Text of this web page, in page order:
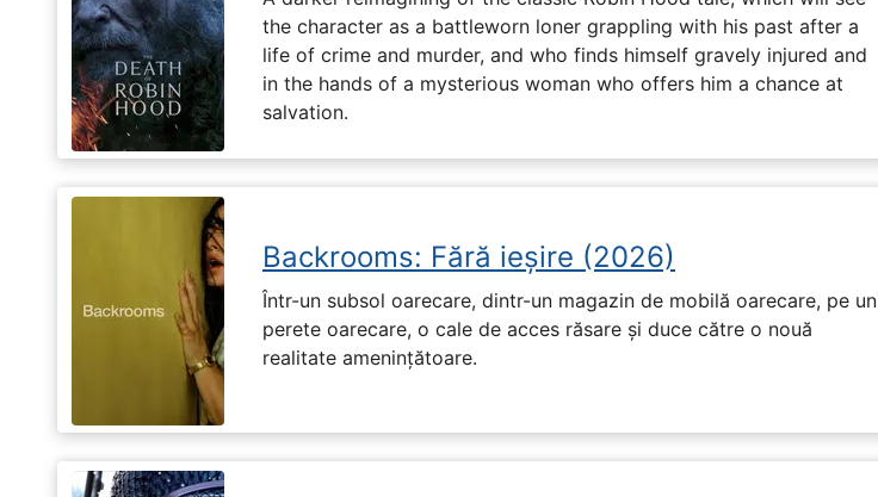
the character as a battleworn loner grappling with his past after a
life of crime and murder, and who finds himself gravely injured and
in the hands of a mysterious woman who offers him a chance at
salvation.
Backrooms: Fără ieșire (2026)
Într-un subsol oarecare, dintr-un magazin de mobilă oarecare, pe un
perete oarecare, o cale de acces răsare și duce către o nouă
realitate amenințătoare.